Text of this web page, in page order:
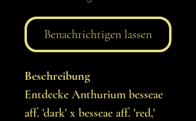
Benachrichtigen lassen
Beschreibung
Entdecke Anthurium besseae
aff. 'dark' x besseae aff. 'red,'